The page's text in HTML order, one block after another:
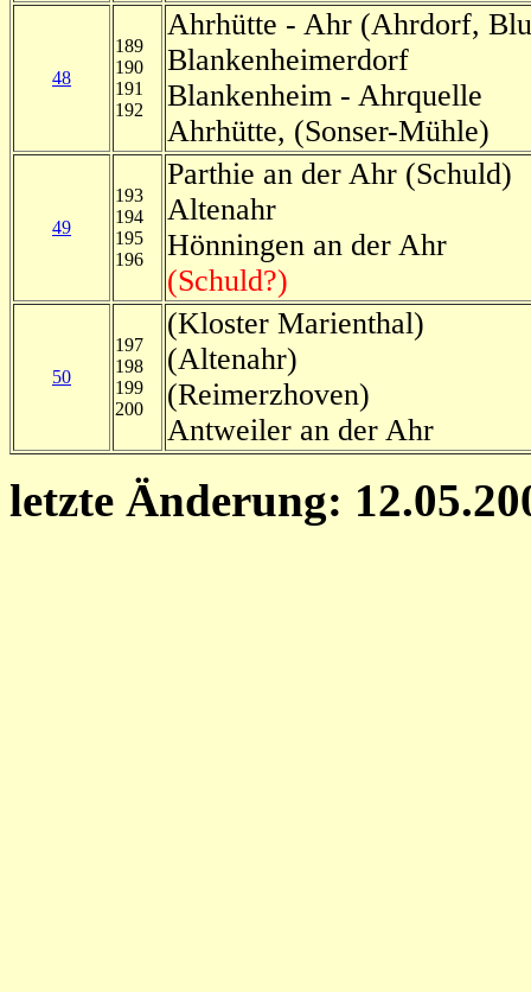
48
189
190
191
192
Ahrhütte - Ahr (Ahrdorf,
Blankenheimerdorf
Blankenheim - Ahrquelle
Ahrhütte, (Sonser-Mühle)
49
193
194
195
196
Parthie an der Ahr (Schuld)
Altenahr
Hönningen an der Ahr
(Schuld?)
50
197
198
199
200
(Kloster Marienthal)
(Altenahr)
(Reimerzhoven)
Antweiler an der Ahr
letzte Änderung: